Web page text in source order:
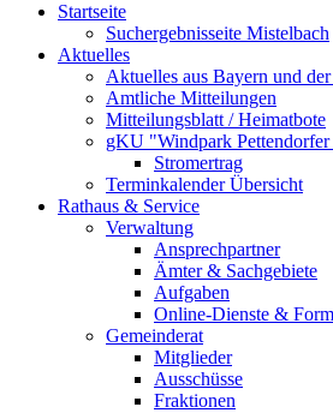
Startseite
Suchergebnisseite Mistelbach
Aktuelles
Aktuelles aus Bayern und
Amtliche Mitteilungen
Mitteilungsblatt / Heimatbote
gKU "Windpark Pettendorfer
Stromertrag
Terminkalender Übersicht
Rathaus & Service
Verwaltung
Ansprechpartner
Ämter & Sachgebiete
Aufgaben
Online-Dienste &
Gemeinderat
Mitglieder
Ausschüsse
Fraktionen